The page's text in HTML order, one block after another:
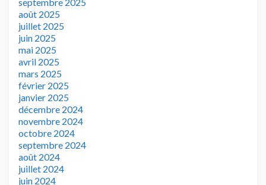
août 2025
juillet 2025
juin 2025
mai 2025
avril 2025
mars 2025
février 2025
janvier 2025
décembre 2024
novembre 2024
octobre 2024
septembre 2024
août 2024
juillet 2024
juin 2024